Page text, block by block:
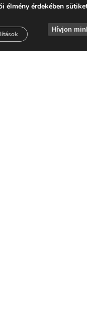
–
érdekében
Hívjon